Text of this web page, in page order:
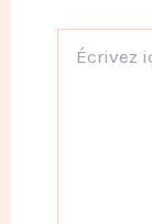
ici…